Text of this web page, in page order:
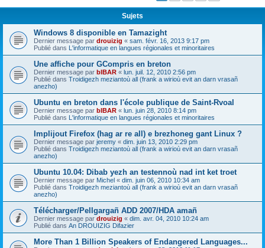
c
Sujets
Windows 8 disponible en Tamazight
Dernier message par drouizig « sam. févr. 16, 2013 9:17 pm
Publié dans L'informatique en langues régionales et minoritaires
Une affiche pour GCompris en breton
Dernier message par bIBAR « lun. juil. 12, 2010 2:56 pm
Publié dans Troidigezh meziantoù all (frank a wirioù evit an darn vrasañ
anezho)
Ubuntu en breton dans l'école publique de Saint-Rvoal
Dernier message par bIBAR « lun. juin 28, 2010 8:14 pm
Publié dans L'informatique en langues régionales et minoritaires
Implijout Firefox (hag ar re all) e brezhoneg gant Linux ?
Dernier message par jeremy « dim. juin 13, 2010 2:29 pm
Publié dans Troidigezh meziantoù all (frank a wirioù evit an darn vrasañ
anezho)
Ubuntu 10.04: Dibab yezh an testennoù nad int ket troet
Dernier message par Michel « dim. juin 06, 2010 10:34 am
Publié dans Troidigezh meziantoù all (frank a wirioù evit an darn vrasañ
anezho)
Télécharger/Pellgargañ ADD 2007/HDA amañ
Dernier message par drouizig « dim. avr. 04, 2010 10:24 am
Publié dans An DROUIZIG Difazier
More Than 1 Billion Speakers of Endangered Languages...